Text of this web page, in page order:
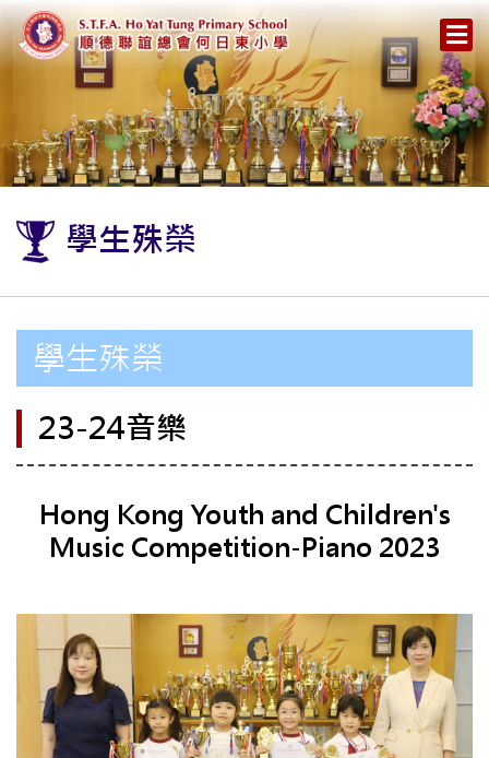
學生殊榮
學生殊榮
23-24音樂
Hong Kong Youth and Children's
Music Competition-Piano 2023